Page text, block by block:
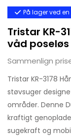
På lager ved
Tristar KR-
våd poseløs
Sammenlign
Tristar KR-3178
støvsuger
områder. Denne
kraftigt
sugekraft og